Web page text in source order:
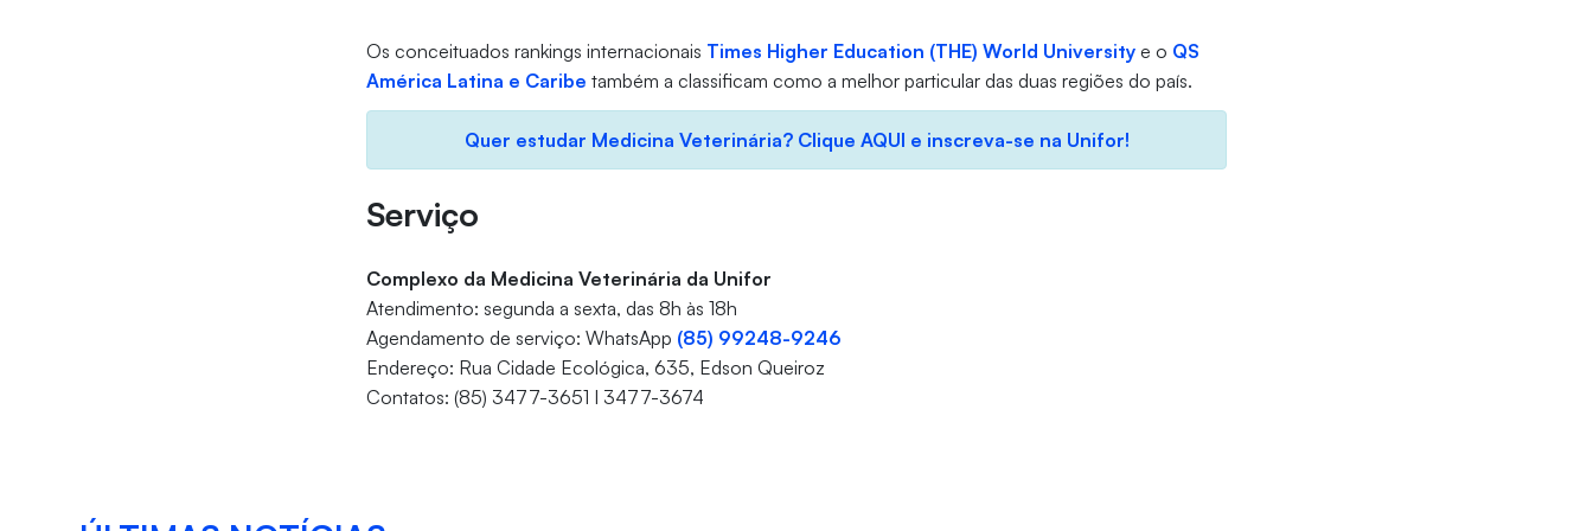
Os conceituados rankings internacionais Times Higher Education (THE) World University e o QS
América Latina e Caribe também a classificam como a melhor particular das duas regiões do país.
Quer estudar Medicina Veterinária? Clique AQUI e inscreva-se na Unifor!
Serviço
Complexo da Medicina Veterinária da Unifor
Atendimento: segunda a sexta, das 8h às 18h
Agendamento de serviço: WhatsApp (85) 99248-9246
Endereço: Rua Cidade Ecológica, 635, Edson Queiroz
Contatos: (85) 3477-3651 I 3477-3674